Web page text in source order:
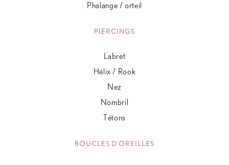
Phalange / orteil
PIERCINGS
Labret
Hélix / Rook
Nez
Nombril
Tétons
BOUCLES D'OREILLES